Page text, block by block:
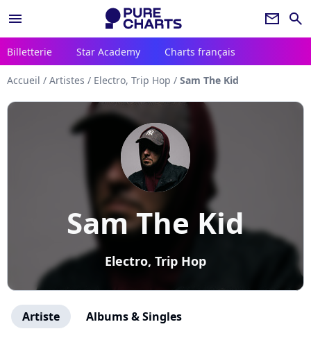
menu newsletter search
Billetterie Star Academy Charts français
Accueil / Artistes / Electro, Trip Hop / Sam The Kid
Sam The Kid
Electro, Trip Hop
Artiste Albums & Singles